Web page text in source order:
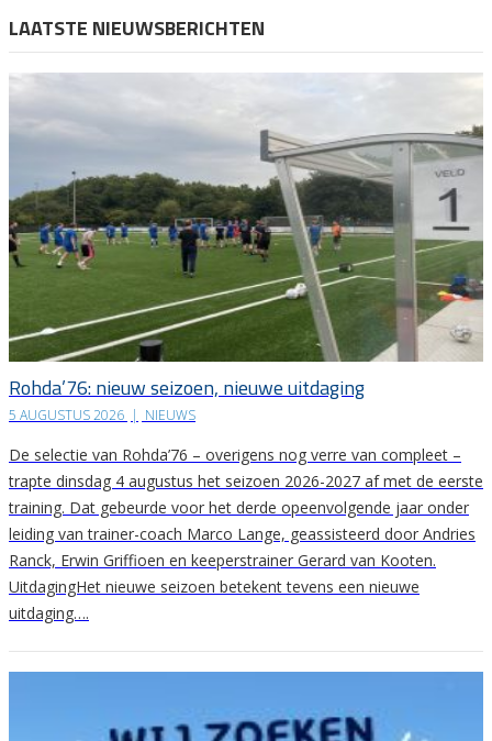
LAATSTE NIEUWSBERICHTEN
Rohda’76: nieuw seizoen, nieuwe uitdaging
5 AUGUSTUS 2026 | NIEUWS
De selectie van Rohda’76 – overigens nog verre van compleet –
trapte dinsdag 4 augustus het seizoen 2026-2027 af met de eerste
training. Dat gebeurde voor het derde opeenvolgende jaar onder
leiding van trainer-coach Marco Lange, geassisteerd door Andries
Ranck, Erwin Griffioen en keeperstrainer Gerard van Kooten.
UitdagingHet nieuwe seizoen betekent tevens een nieuwe
uitdaging….